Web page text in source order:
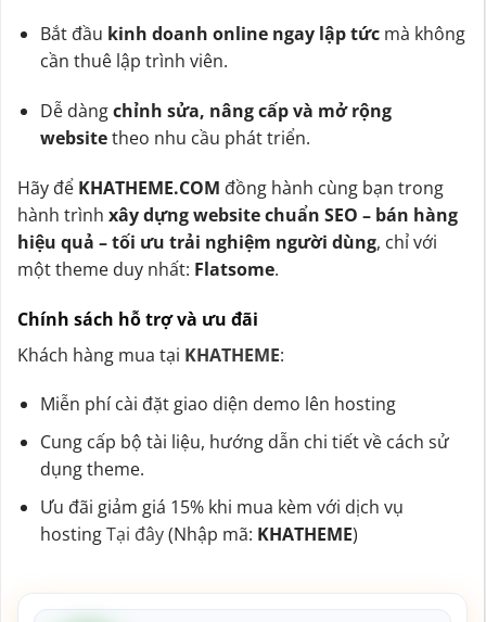
Bắt đầu kinh doanh online ngay lập tứcmà không
cần thuê lập trình viên.
Dễ dàngchỉnh sửa, nâng cấp và mở rộng
websitetheo nhu cầu phát triển.
Hãy để KHATHEME.COM đồng hành cùng bạn trong
hành trình xây dựng website chuẩn SEO – bán hàng
hiệu quả – tối ưu trải nghiệm người dùng, chỉ với
một theme duy nhất: Flatsome.
Chính sách hỗ trợ và ưu đãi
Khách hàng mua tại KHATHEME:
Miễn phí cài đặt giao diện demo lên hosting
Cung cấp bộ tài liệu, hướng dẫn chi tiết về cách sử
dụng theme.
Ưu đãi giảm giá 15% khi mua kèm với dịch vụ
hostingTại đây(Nhập mã: KHATHEME)